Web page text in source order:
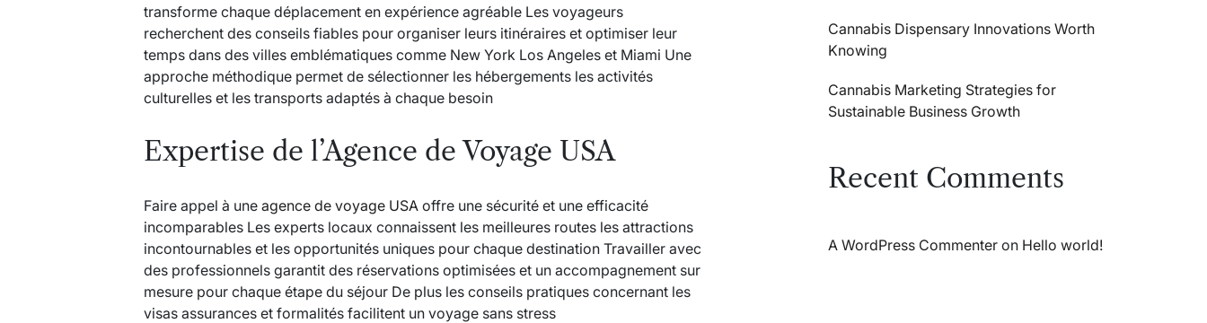
transforme chaque déplacement en expérience agréable Les voyageurs
recherchent des conseils fiables pour organiser leurs itinéraires et optimiser leur
temps dans des villes emblématiques comme New York Los Angeles et Miami Une
approche méthodique permet de sélectionner les hébergements les activités
culturelles et les transports adaptés à chaque besoin
Expertise de l’Agence de Voyage USA
Faire appel à uneagence de voyage USA offre une sécurité et une efficacité
incomparables Les experts locaux connaissent les meilleures routes les attractions
incontournables et les opportunités uniques pour chaque destination Travailler avec
des professionnels garantit des réservations optimisées et un accompagnement sur
mesure pour chaque étape du séjour De plus les conseils pratiques concernant les
visas assurances et formalités facilitent un voyage sans stress
Cannabis Dispensary Innovations Worth
Knowing
Cannabis Marketing Strategies for
Sustainable Business Growth
Recent Comments
A WordPress Commenter on Hello world!